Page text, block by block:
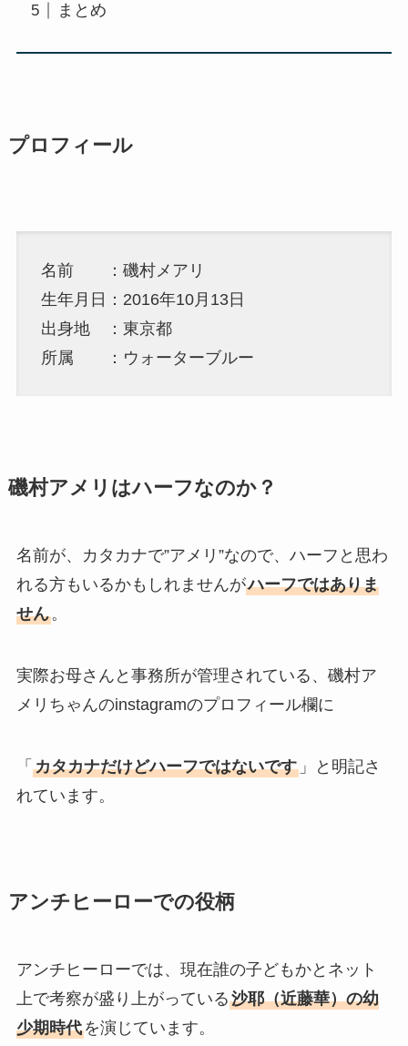
まとめ
プロフィール
名前 ：磯村メアリ
生年月日：2016年10月13日
出身地 ：東京都
所属 ：ウォーターブルー
磯村アメリはハーフなのか？
名前が、カタカナで”アメリ”なので、ハーフと思わ
れる方もいるかもしれませんがハーフではありま
せん。
実際お母さんと事務所が管理されている、磯村ア
メリちゃんのinstagramのプロフィール欄に
「 カタカナだけどハーフではないです」と明記さ
れています。
アンチヒーローでの役柄
アンチヒーローでは、現在誰の子どもかとネット
上で考察が盛り上がっている沙耶（近藤華）の幼
少期時代を演じています。